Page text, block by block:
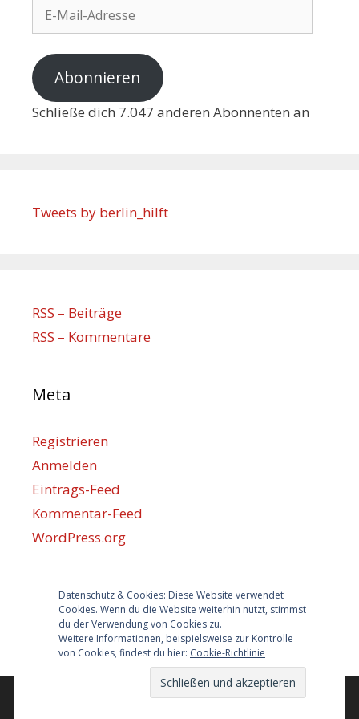
Abonnieren
Schließe dich 7.047 anderen Abonnenten an
Datenschutz & Cookies: Diese Website verwendet
Cookies. Wenn du die Website weiterhin nutzt, stimmst
du der Verwendung von Cookies zu.
Weitere Informationen, beispielsweise zur Kontrolle
von Cookies, findest du hier: Cookie-Richtlinie
Tweets by berlin_hilft
RSS – Beiträge
RSS – Kommentare
Meta
Registrieren
Anmelden
Eintrags-Feed
Kommentar-Feed
WordPress.org
Berlin hilft
info@berlin-hilft.com
© 2026 Berlin hilft!• Erstellt mitGeneratePress